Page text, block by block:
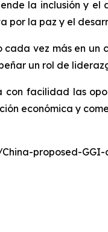
la inclusión y
por la paz y el
cada vez más en
un rol de
con facilidad las
económica y
proposed-